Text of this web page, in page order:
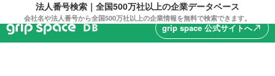
法人番号検索｜全国500万社以上の企業データベース
会社名や法人番号から全国500万社以上の企業情報を無料で検索できます。
grip space 公式サイトへnorth_east